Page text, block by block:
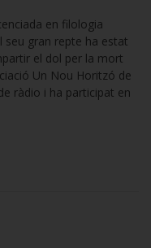
en filologia
seu gran repte ha estat
el dol per la mort
Un Nou Horitzó de
ràdio i ha participat en